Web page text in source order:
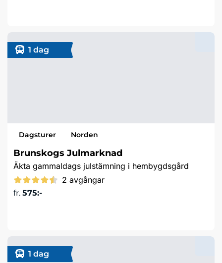
1 dag
Dagsturer Norden
Brunskogs Julmarknad
Äkta gammaldags julstämning i hembygdsgård
2 avgångar
fr. 575:-
1 dag